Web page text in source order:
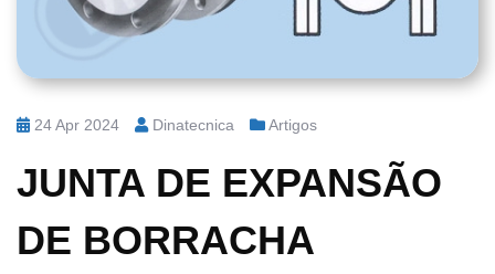
24 Apr 2024 Dinatecnica Artigos
JUNTA DE EXPANSÃO
DE BORRACHA